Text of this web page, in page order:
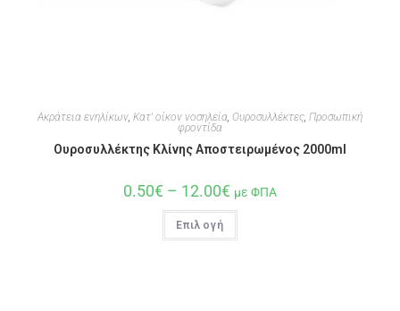
Ακράτεια ενηλίκων Κατ' οίκον νοσηλεία Ουροσυλλέκτες Προσωπική
φροντίδα
Ουροσυλλέκτης Κλίνης Αποστειρωμένος 2000ml
0.50€ – 12.00€ με ΦΠΑ
Επιλογή